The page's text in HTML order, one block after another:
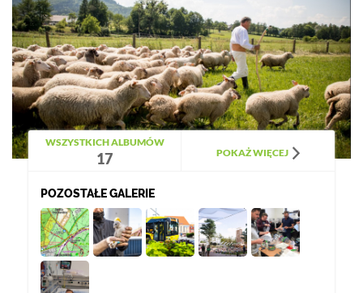
WSZYSTKICH ALBUMÓW
17 POKAŻ WIĘCEJ
POZOSTAŁE GALERIE